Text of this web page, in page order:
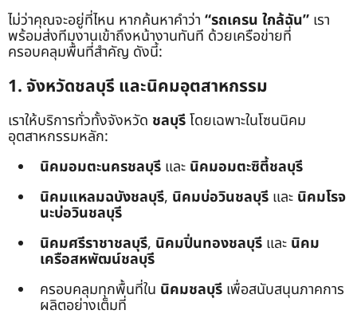
ไม่ว่าคุณจะอยู่ที่ไหน หากค้นหาคำว่า “รถเครน ใกล้ฉัน” เรา
พร้อมส่งทีมงานเข้าถึงหน้างานทันที ด้วยเครือข่ายที่
ครอบคลุมพื้นที่สำคัญ ดังนี้:
1. จังหวัดชลบุรี และนิคมอุตสาหกรรม
เราให้บริการทั่วทั้งจังหวัด ชลบุรีโดยเฉพาะในโซนนิคม
อุตสาหกรรมหลัก:
นิคมอมตะนครชลบุรี และ นิคมอมตะซิตี้ชลบุรี
นิคมแหลมฉบังชลบุรี, นิคมบ่อวินชลบุรี และ นิคมโรจ
นะบ่อวินชลบุรี
นิคมศรีราชาชลบุรี, นิคมปิ่นทองชลบุรี และ นิคม
เครือสหพัฒน์ชลบุรี
ครอบคลุมทุกพื้นที่ใน นิคมชลบุรี เพื่อสนับสนุนภาคการ
ผลิตอย่างเต็มที่